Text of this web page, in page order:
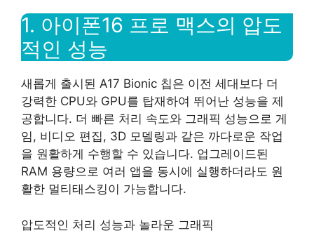
1. 아이폰16 프로 맥스의 압도
적인 성능
새롭게 출시된 A17 Bionic 칩은 이전 세대보다 더
강력한 CPU와 GPU를 탑재하여 뛰어난 성능을 제
공합니다. 더 빠른 처리 속도와 그래픽 성능으로 게
임, 비디오 편집, 3D 모델링과 같은 까다로운 작업
을 원활하게 수행할 수 있습니다. 업그레이드된
RAM 용량으로 여러 앱을 동시에 실행하더라도 원
활한 멀티태스킹이 가능합니다.
압도적인 처리 성능과 놀라운 그래픽